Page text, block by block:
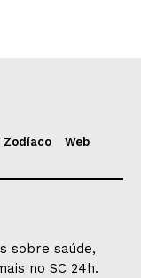
Zodíaco
Web
sobre saúde,
no SC 24h.